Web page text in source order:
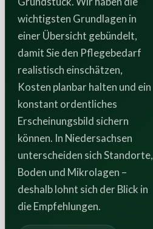
wichtigsten Grundlagen in
einer Übersicht gebündelt,
damit Sie den Pflegebedarf
realistisch einschätzen,
Kosten planbar halten und ein
konstant ordentliches
Erscheinungsbild sichern
können. In Niedersachsen
unterscheiden sich Standorte,
Boden und Mikrolagen –
deshalb lohnt sich der Blick in
die Empfehlungen.